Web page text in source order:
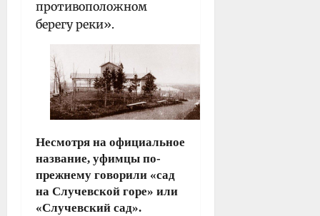
противоположном
берегу реки».
Несмотря на официальное
название, уфимцы по-
прежнему говорили «сад
на Случевской горе» или
«Случевский сад».